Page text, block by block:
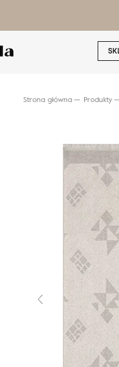
Strona główna Produkty
Wyszukaj